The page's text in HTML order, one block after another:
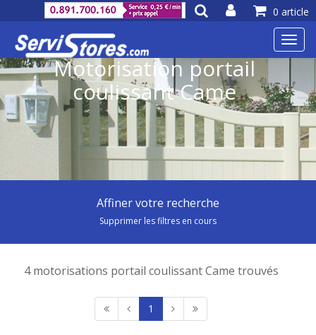
0 article
Motorisation portail
coulissant Came
Affiner votre recherche
Supprimer les filtres en cours
4 motorisations portail coulissant Came trouvés
1